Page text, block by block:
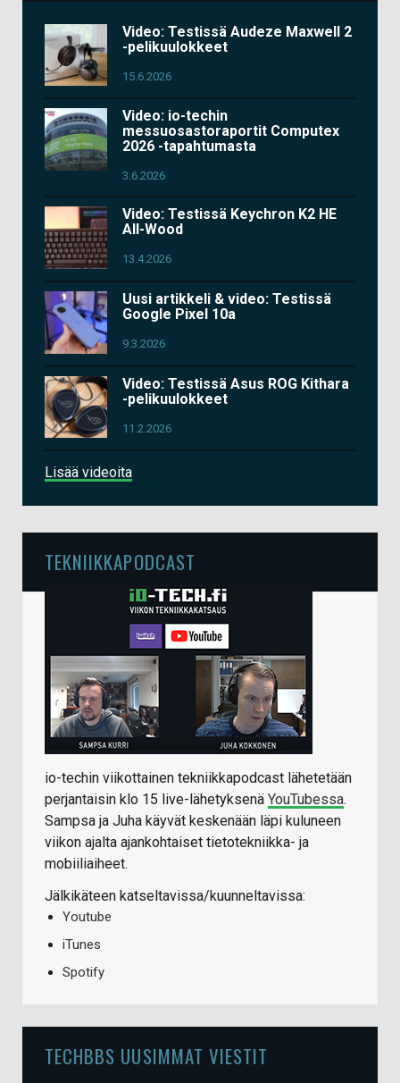
Video: Testissä Audeze Maxwell 2
-pelikuulokkeet
15.6.2026
Video: io-techin
messuosastoraportit Computex
2026 -tapahtumasta
3.6.2026
Video: Testissä Keychron K2 HE
All-Wood
13.4.2026
Uusi artikkeli & video: Testissä
Google Pixel 10a
9.3.2026
Video: Testissä Asus ROG Kithara
-pelikuulokkeet
11.2.2026
Lisää videoita
TEKNIIKKAPODCAST
io-techin viikottainen tekniikkapodcast lähetetään
perjantaisin klo 15 live-lähetyksenä YouTubessa.
Sampsa ja Juha käyvät keskenään läpi kuluneen
viikon ajalta ajankohtaiset tietotekniikka- ja
mobiiliaiheet.
Jälkikäteen katseltavissa/kuunneltavissa:
Youtube
iTunes
Spotify
TECHBBS UUSIMMAT VIESTIT